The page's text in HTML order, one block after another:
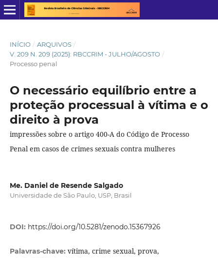
INÍCIO / ARQUIVOS /
V. 209 N. 209 (2025): RBCCRIM - JULHO/AGOSTO /
Processo penal
O necessário equilíbrio entre a
proteção processual à vítima e o
direito à prova
impressões sobre o artigo 400-A do Código de Processo
Penal em casos de crimes sexuais contra mulheres
Me. Daniel de Resende Salgado
Universidade de São Paulo, USP, Brasil
DOI: https://doi.org/10.5281/zenodo.15367926
Palavras-chave: vítima, crime sexual, prova,